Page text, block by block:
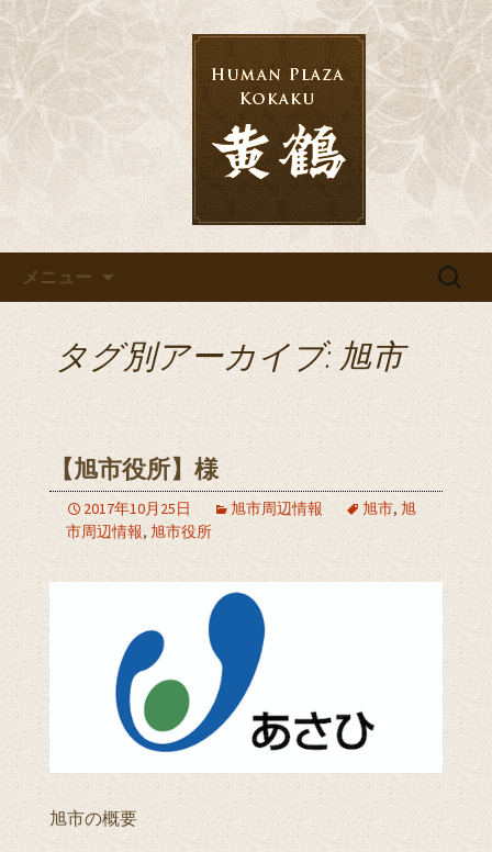
千葉の宴会・結婚式・披露宴な
ら「黄鶴」へ
千葉の宴会・結婚式・披露宴なら「黄
鶴」へ
メニュー
検
タグ別アーカイブ: 旭市
【旭市役所】様
2017年10月25日 旭市周辺情報 旭市, 旭
市周辺情報, 旭市役所
旭市の概要